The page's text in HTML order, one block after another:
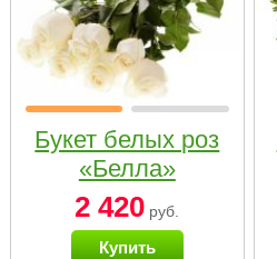
Букет белых роз
«Белла»
2 420 руб.
Купить